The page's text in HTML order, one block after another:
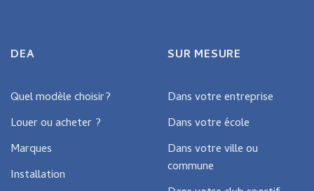
DEA
Quel modèle choisir?
Louer ou acheter ?
Marques
Installation
SUR MESURE
Dans votre entreprise
Dans votre école
Dans votre ville ou
commune